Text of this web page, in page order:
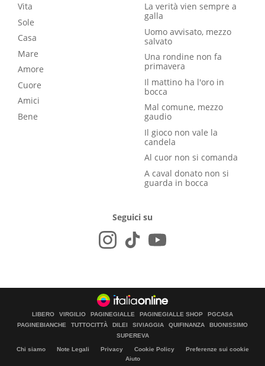
Vita
Sole
Casa
Mare
Amore
Cuore
Amici
Bene
La verità vien sempre a
galla
Uomo avvisato, mezzo
salvato
Una rondine non fa
primavera
Il mattino ha l'oro in
bocca
Mal comune, mezzo
gaudio
Il gioco non vale la
candela
Al cuor non si comanda
A caval donato non si
guarda in bocca
Seguici su
LIBERO VIRGILIO PAGINEGIALLE PAGINEGIALLE SHOP
PGCASA
PAGINEBIANCHE
TUTTOCITTÀ DILEI SIVIAGGIA QUIFINANZA
BUONISSIMO
SUPEREVA
Chi siamo Note Legali Privacy Cookie Policy
Preferenze sui cookie
Aiuto